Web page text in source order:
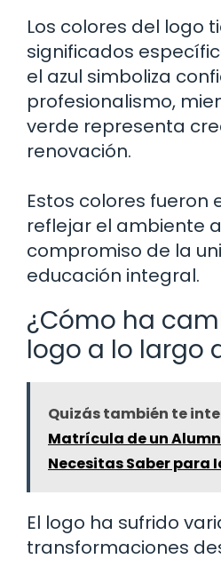
Los colores del logo
significados
el azul simboliza
profesionalismo,
verde representa
renovación.
Estos colores fueron
reflejar el ambiente
compromiso de la
educación integral.
¿Cómo ha
logo a lo largo
Quizás también te
Matrícula de un
Necesitas Saber para
El logo ha sufrido
transformaciones